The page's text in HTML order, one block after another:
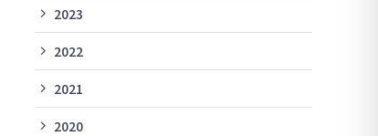
2023
2022
2021
2020